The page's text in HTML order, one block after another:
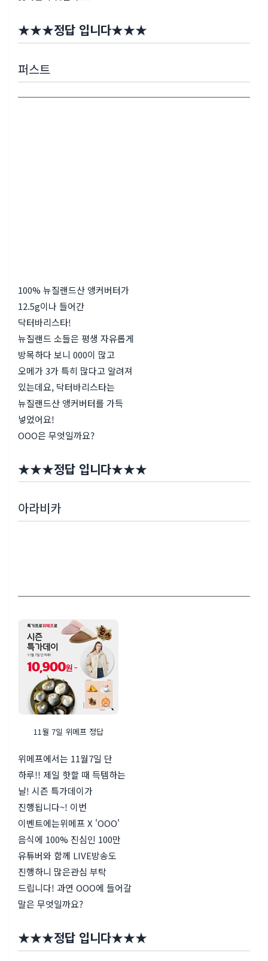
★★★정답 입니다★★★
퍼스트
100% 뉴질랜드산 앵커버터가
12.5g이나 들어간
닥터바리스타!
뉴질랜드 소들은 평생 자유롭게
방목하다 보니 000이 많고
오메가 3가 특히 많다고 알려져
있는데요, 닥터바리스타는
뉴질랜드산 앵커버터를 가득
넣었어요!
OOO은 무엇일까요?
★★★정답 입니다★★★
아라비카
11월 7일 위메프 정답
위메프에서는 11월7일 단
하루!! 제일 핫할 때 득템하는
날! 시즌 특가데이가
진행됩니다~! 이번
이벤트에는위메프 X 'OOO'
음식에 100% 진심인 100만
유튜버와 함께 LIVE방송도
진행하니 많은관심 부탁
드립니다! 과연 OOO에 들어갈
말은 무엇일까요?
★★★정답 입니다★★★